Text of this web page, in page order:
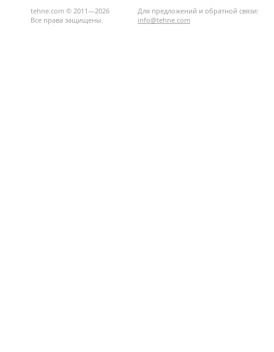
tehne.com © 2011—2026
Все права защищены.
Для предложений и обратной связи:
info@tehne.com